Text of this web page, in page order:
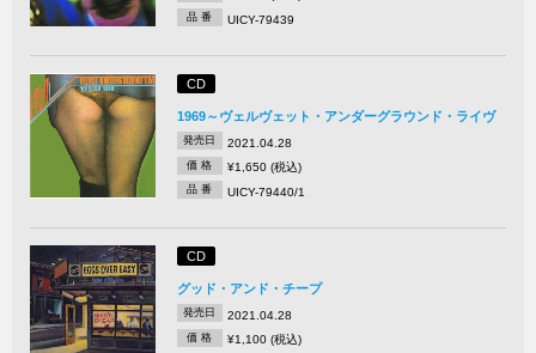
品 番 UICY-79439
CD
1969～ヴェルヴェット・アンダーグラウンド・ライヴ
発売日 2021.04.28
価 格 ¥1,650 (税込)
品 番 UICY-79440/1
CD
グッド・アンド・チープ
発売日 2021.04.28
価 格 ¥1,100 (税込)